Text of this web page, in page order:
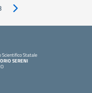
Pagina successiva
Scientifico Statale
SERENI